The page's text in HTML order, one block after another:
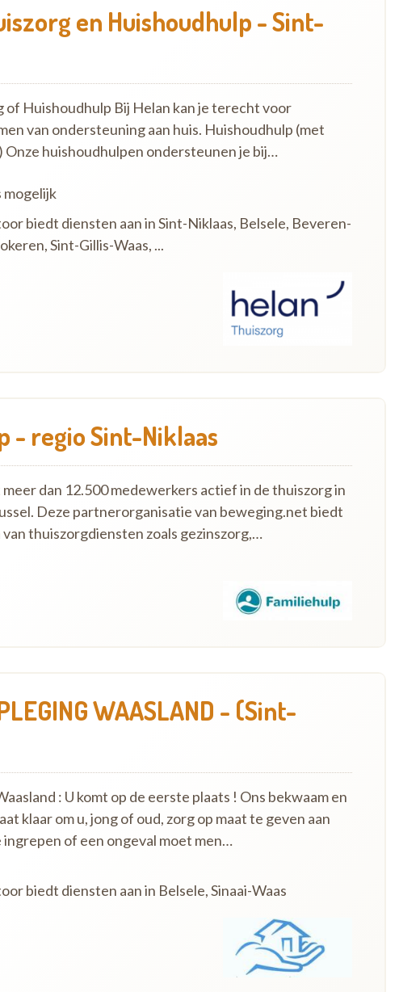
en Huishoudhulp - Sint-
of Huishoudhulp Bij Helan kan je terecht voor
van ondersteuning aan huis. Huishoudhulp (met
Onze huishoudhulpen ondersteunen je bij…
biedt diensten aan in Sint-Niklaas, Belsele, Beveren-
Sint-Gillis-Waas, ...
- regio Sint-Niklaas
meer dan 12.500 medewerkers actief in de thuiszorg in
Deze partnerorganisatie van beweging.net biedt
van thuiszorgdiensten zoals gezinszorg,…
WAASLAND - (Sint-
: U komt op de eerste plaats ! Ons bekwaam en
klaar om u, jong of oud, zorg op maat te geven aan
ingrepen of een ongeval moet men…
biedt diensten aan in Belsele, Sinaai-Waas